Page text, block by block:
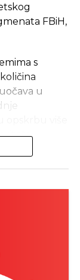
FBiH,
s
u
i Kaknju
do
niske.
i
Tuzla,